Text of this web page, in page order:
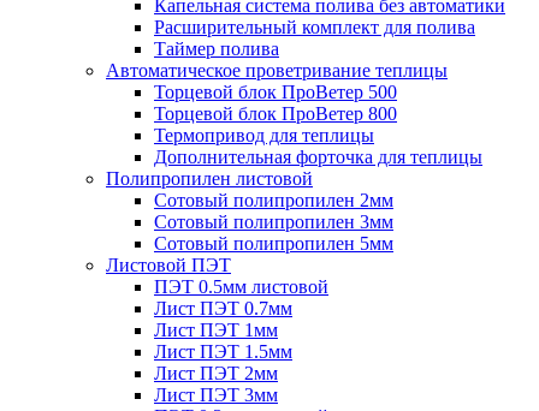
Капельная система полива без автоматики
Расширительный комплект для полива
Таймер полива
Автоматическое проветривание теплицы
Торцевой блок ПроВетер 500
Торцевой блок ПроВетер 800
Термопривод для теплицы
Дополнительная форточка для теплицы
Полипропилен листовой
Сотовый полипропилен 2мм
Сотовый полипропилен 3мм
Сотовый полипропилен 5мм
Листовой ПЭТ
ПЭТ 0.5мм листовой
Лист ПЭТ 0.7мм
Лист ПЭТ 1мм
Лист ПЭТ 1.5мм
Лист ПЭТ 2мм
Лист ПЭТ 3мм